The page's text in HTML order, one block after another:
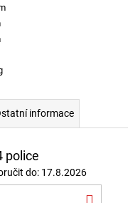
informace
police
do: 17.8.2026